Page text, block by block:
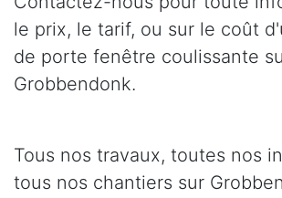
le prix, le tarif, ou sur le coût
de porte fenêtre coulissante
Grobbendonk.
Tous nos travaux, toutes nos
tous nos chantiers sur